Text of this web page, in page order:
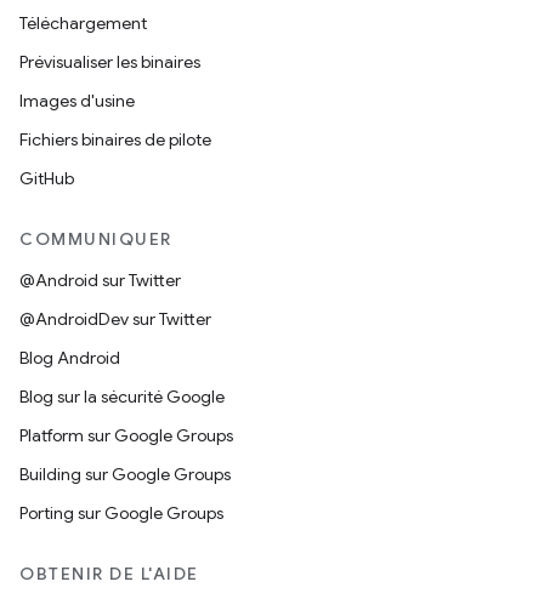
Téléchargement
Prévisualiser les binaires
Images d'usine
Fichiers binaires de pilote
GitHub
COMMUNIQUER
@Android sur Twitter
@AndroidDev sur Twitter
Blog Android
Blog sur la sécurité Google
Platform sur Google Groups
Building sur Google Groups
Porting sur Google Groups
OBTENIR DE L'AIDE